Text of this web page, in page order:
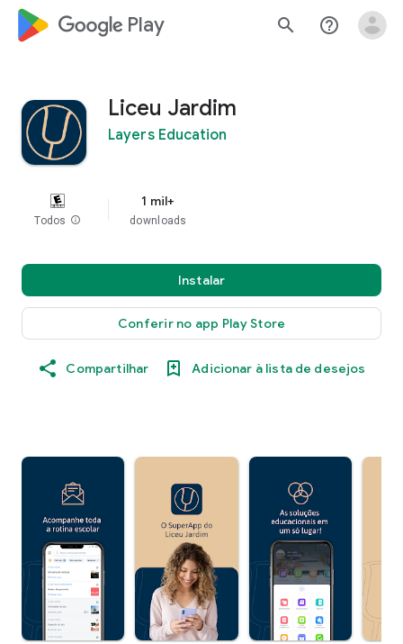
google_logo Play search help_outline
Liceu Jardim
Layers Education
Todos info
1 mil+
downloads
Instalar
Conferir no app Play Store
Compartilhar Adicionar à lista de desejos